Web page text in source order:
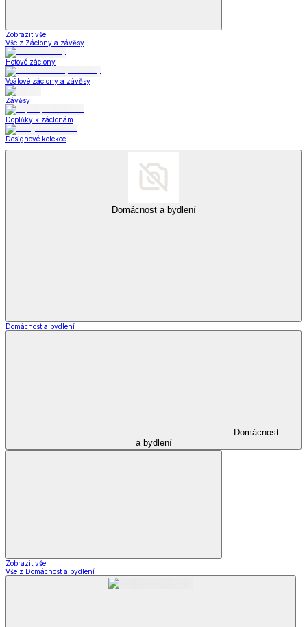
Zobrazit vše
Vše z Záclony a závěsy
Hotové záclony
Voálové záclony a závěsy
Závěsy
Doplňky k záclonám
Designové kolekce
Domácnost a bydlení
Domácnost a bydlení
Domácnost
a bydlení
Zobrazit vše
Vše z Domácnost a bydlení